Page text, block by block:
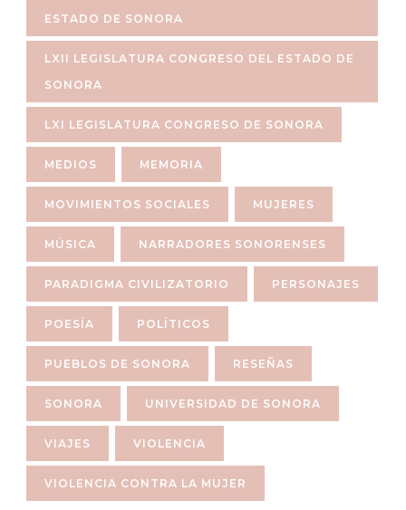
ESTADO DE SONORA
LXII LEGISLATURA CONGRESO DEL ESTADO DE
SONORA
LXI LEGISLATURA CONGRESO DE SONORA
MEDIOS MEMORIA
MOVIMIENTOS SOCIALES MUJERES
MÚSICA NARRADORES SONORENSES
PARADIGMA CIVILIZATORIO PERSONAJES
POESÍA POLÍTICOS
PUEBLOS DE SONORA RESEÑAS
SONORA UNIVERSIDAD DE SONORA
VIAJES VIOLENCIA
VIOLENCIA CONTRA LA MUJER